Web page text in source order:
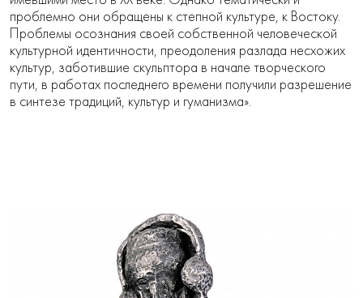
проблемно они обращены к степной культуре, к Востоку.
Проблемы осознания своей собственной человеческой
культурной идентичности, преодоления разлада несхожих
культур, заботившие скульптора в начале творческого
пути, в работах последнего времени получили разрешение
в синтезе традиций, культур и гуманизма».